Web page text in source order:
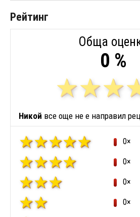
Рейтинг
Обща
0 %
Никой все още не е направил
0×
0×
0×
0×